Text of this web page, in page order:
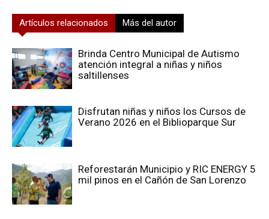
Artículos relacionados Más del autor
Brinda Centro Municipal de Autismo
atención integral a niñas y niños
saltillenses
Disfrutan niñas y niños los Cursos de
Verano 2026 en el Biblioparque Sur
Reforestarán Municipio y RIC ENERGY 5
mil pinos en el Cañón de San Lorenzo